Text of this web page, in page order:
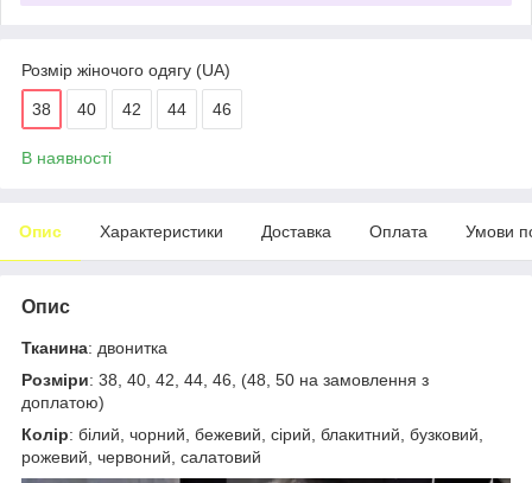
Розмір жіночого одягу (UA)
38 40 42 44 46
В наявності
Опис Характеристики Доставка Оплата Умови
Опис
Тканина: двонитка
Розміри: 38, 40, 42, 44, 46, (48, 50 на замовлення з
доплатою)
Колір: білий, чорний, бежевий, сірий, блакитний, бузковий,
рожевий, червоний, салатовий